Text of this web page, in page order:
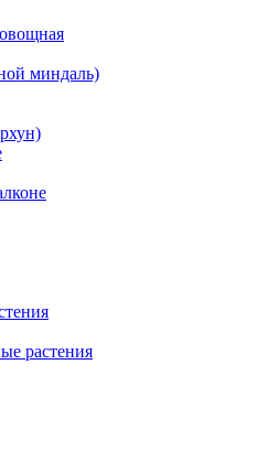
миндаль)
растения